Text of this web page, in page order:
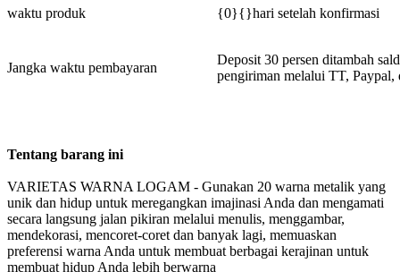
waktu produk {0}{}hari setelah konfirmasi
Jangka waktu pembayaran
Deposit 30 persen ditambah
pengiriman melalui TT, Paypal,
Tentang barang ini
VARIETAS WARNA LOGAM - Gunakan 20 warna metalik yang
unik dan hidup untuk meregangkan imajinasi Anda dan mengamati
secara langsung jalan pikiran melalui menulis, menggambar,
mendekorasi, mencoret-coret dan banyak lagi, memuaskan
preferensi warna Anda untuk membuat berbagai kerajinan untuk
membuat hidup Anda lebih berwarna